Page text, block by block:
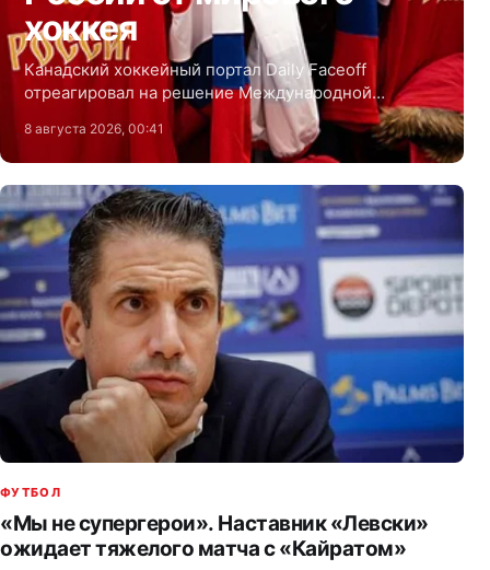
хоккея
Канадский хоккейный портал Daily Faceoff
отреагировал на решение Международной
федерации хоккея сохранить отстранение сборной
России от крупнейших турниров сезона-2026/2027.
8 августа 2026, 00:41
ФУТБОЛ
«Мы не супергерои». Наставник «Левски»
ожидает тяжелого матча с «Кайратом»